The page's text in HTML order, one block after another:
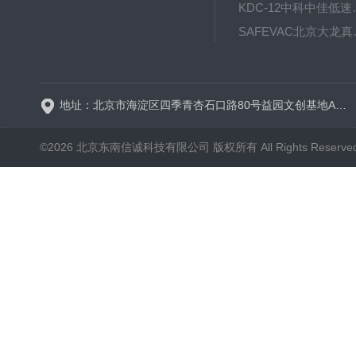
KDC-
©2026 北京东南信诚科技有限公司 版权所有 All Rights